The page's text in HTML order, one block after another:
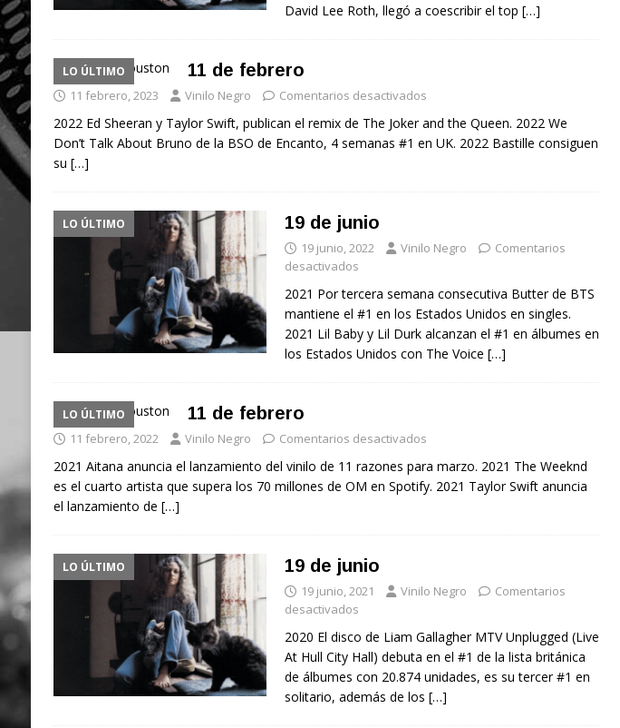
David Lee Roth, llegó a coescribir el top […]
LO ÚLTIMO 11 de febrero
11 febrero, 2023 Vinilo Negro Comentarios desactivados
2022 Ed Sheeran y Taylor Swift, publican el remix de The Joker and the Queen. 2022 We
Don’t Talk About Bruno de la BSO de Encanto, 4 semanas #1 en UK. 2022 Bastille consiguen
su […]
LO ÚLTIMO 19 de junio
19 junio, 2022 Vinilo Negro
Comentarios
desactivados
2021 Por tercera semana consecutiva Butter de BTS
mantiene el #1 en los Estados Unidos en singles.
2021 Lil Baby y Lil Durk alcanzan el #1 en álbumes en
los Estados Unidos con The Voice […]
LO ÚLTIMO 11 de febrero
11 febrero, 2022 Vinilo Negro Comentarios desactivados
2021 Aitana anuncia el lanzamiento del vinilo de 11 razones para marzo. 2021 The Weeknd
es el cuarto artista que supera los 70 millones de OM en Spotify. 2021 Taylor Swift anuncia
el lanzamiento de […]
LO ÚLTIMO 19 de junio
19 junio, 2021 Vinilo Negro
Comentarios
desactivados
2020 El disco de Liam Gallagher MTV Unplugged (Live
At Hull City Hall) debuta en el #1 de la lista británica
de álbumes con 20.874 unidades, es su tercer #1 en
solitario, además de los […]